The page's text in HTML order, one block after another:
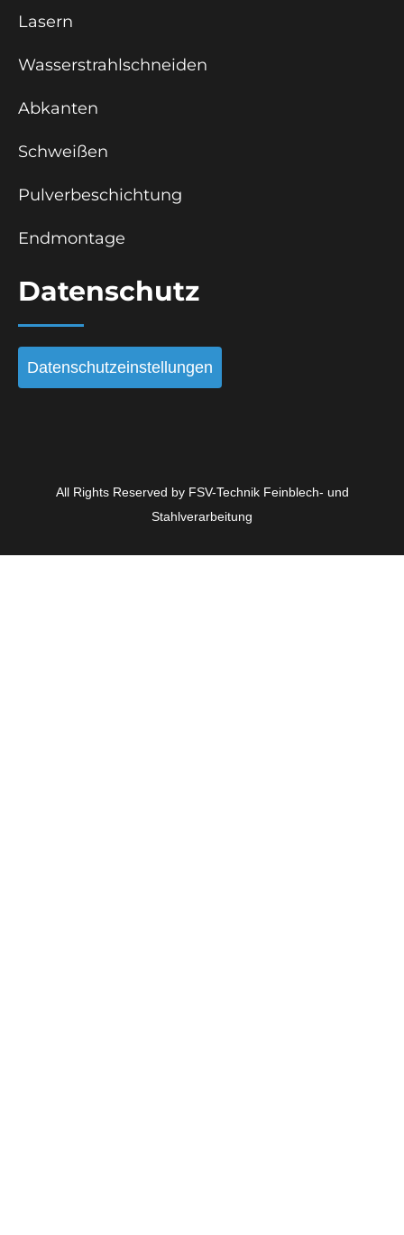
Lasern
Wasserstrahlschneiden
Abkanten
Schweißen
Pulverbeschichtung
Endmontage
Datenschutz
Datenschutzeinstellungen
All Rights Reserved by FSV-Technik Feinblech- und
Stahlverarbeitung